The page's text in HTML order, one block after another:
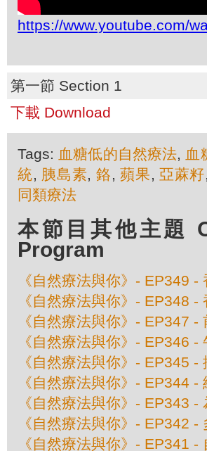
https://www.youtube.com/
第一節 Section 1
下載 Download
Tags: 血糖低的自然療法, 血
統, 胰島素, 鉻,蘋果,亞蔴籽,
同類療法
本節目其他主題
Program
《自然療法與你》- EP349
《自然療法與你》- EP348 -
《自然療法與你》- EP347
《自然療法與你》- EP346
《自然療法與你》- EP345 -
《自然療法與你》- EP344
《自然療法與你》- EP343 -
《自然療法與你》- EP342 -
《自然療法與你》- EP341